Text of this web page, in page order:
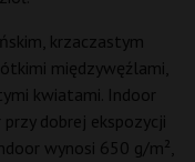
krzaczastym
międzywęźlami,
kwiatami. Indoor
dobrej ekspozycji
wynosi 650 g/m²,